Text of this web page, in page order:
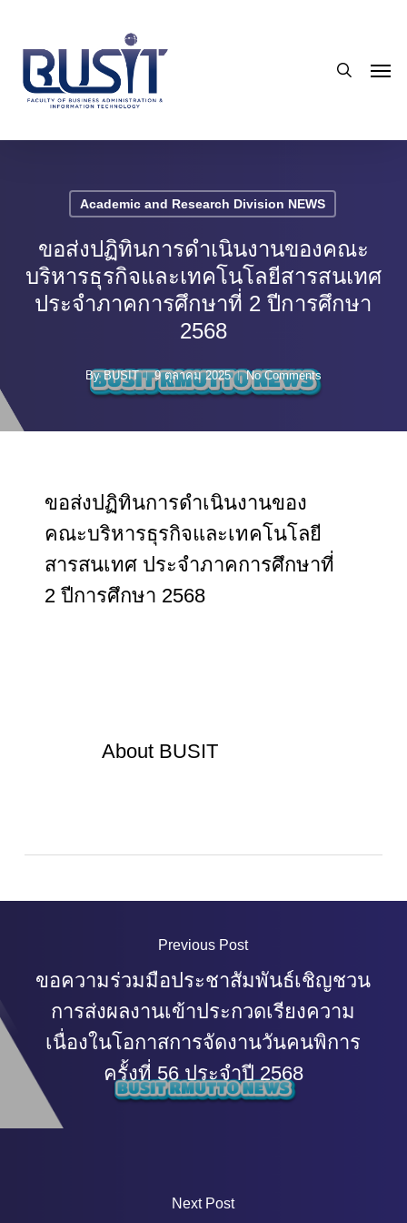
main
content
Academic and Research Division NEWS
ขอส่งปฏิทินการดำเนินงานของคณะ
บริหารธุรกิจและเทคโนโลยีสารสนเทศ
ประจำภาคการศึกษาที่ 2 ปีการศึกษา
2568
By BUSIT 9 ตุลาคม 2025 No Comments
ขอส่งปฏิทินการดำเนินงานของ
คณะบริหารธุรกิจและเทคโนโลยี
สารสนเทศ ประจำภาคการศึกษาที่
2 ปีการศึกษา 2568
AboutBUSIT
Previous Post
ขอความร่วมมือประชาสัมพันธ์เชิญชวน
การส่งผลงานเข้าประกวดเรียงความ
เนื่องในโอกาสการจัดงานวันคนพิการ
ครั้งที่ 56 ประจำปี 2568
Next Post